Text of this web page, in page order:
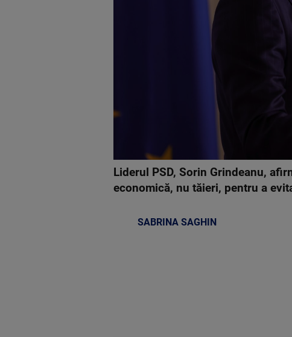
Liderul PSD, Sorin Grindeanu,
economică, nu tăieri, pentru a
SABRINA SAGHIN